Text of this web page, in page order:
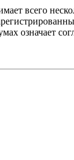
всего
означает